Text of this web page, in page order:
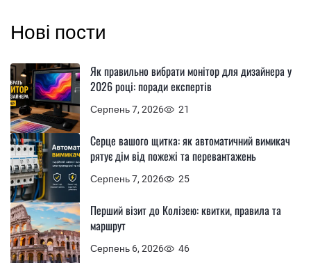
Нові пости
Серпень 7, 2026 21
Як правильно вибрати монітор для дизайнера у
2026 році: поради експертів
Серпень 7, 2026 25
Серце вашого щитка: як автоматичний вимикач
рятує дім від пожежі та перевантажень
Серпень 6, 2026 46
Перший візит до Колізею: квитки, правила та
маршрут